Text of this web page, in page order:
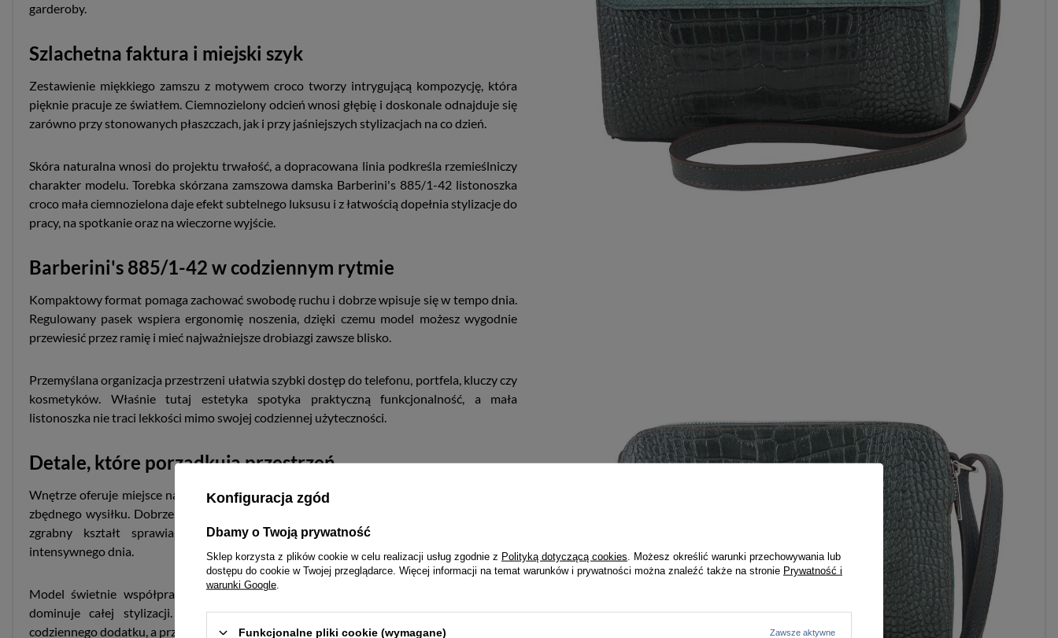
garderoby.
Szlachetna faktura i miejski szyk
Zestawienie miękkiego zamszu z motywem croco tworzy intrygującą kompozycję, która
pięknie pracuje ze światłem. Ciemnozielony odcień wnosi głębię i doskonale odnajduje się
zarówno przy stonowanych płaszczach, jak i przy jaśniejszych stylizacjach na co dzień.
Skóra naturalna wnosi do projektu trwałość, a dopracowana linia podkreśla rzemieślniczy
charakter modelu. Torebka skórzana zamszowa damska Barberini's 885/1-42 listonoszka
croco mała ciemnozielona daje efekt subtelnego luksusu i z łatwością dopełnia stylizacje do
pracy, na spotkanie oraz na wieczorne wyjście.
Barberini's 885/1-42 w codziennym rytmie
Kompaktowy format pomaga zachować swobodę ruchu i dobrze wpisuje się w tempo dnia.
Regulowany pasek wspiera ergonomię noszenia, dzięki czemu model możesz wygodnie
przewiesić przez ramię i mieć najważniejsze drobiazgi zawsze blisko.
Przemyślana organizacja przestrzeni ułatwia szybki dostęp do telefonu, portfela, kluczy czy
kosmetyków. Właśnie tutaj estetyka spotyka praktyczną funkcjonalność, a mała
listonoszka nie traci lekkości mimo swojej codziennej użyteczności.
Detale, które porządkują przestrzeń
Wnętrze oferuje miejsce na najpotrzebniejsze akcesoria i pozwala utrzymać porządek bez
zbędnego wysiłku. Dobrze poprowadzona konstrukcja wspiera organizację przestrzeni, a
zgrabny kształt sprawia, że zawartość pozostaje pod kontrolą nawet podczas
intensywnego dnia.
Model świetnie współpracuje z miejskim stylem życia, bo nie obciąża sylwetki i nie
dominuje całej stylizacji. Mała listonoszka daje Ci wygodę, której oczekujesz od
codziennego dodatku, a przy tym zachowuje dystyngowaną obecność.
Konfiguracja zgód
Dbamy o Twoją prywatność
Sklep korzysta z plików cookie w celu realizacji usług zgodnie z Polityką dotyczącą cookies . Możesz określić warunki przechowywania lub
dostępu do cookie w Twojej przeglądarce. Więcej informacji na temat warunków i prywatności można znaleźć także na stronie Prywatność i
warunki Google
Funkcjonalne pliki cookie (wymagane) Zawsze aktywne